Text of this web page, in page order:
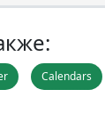
Calendars